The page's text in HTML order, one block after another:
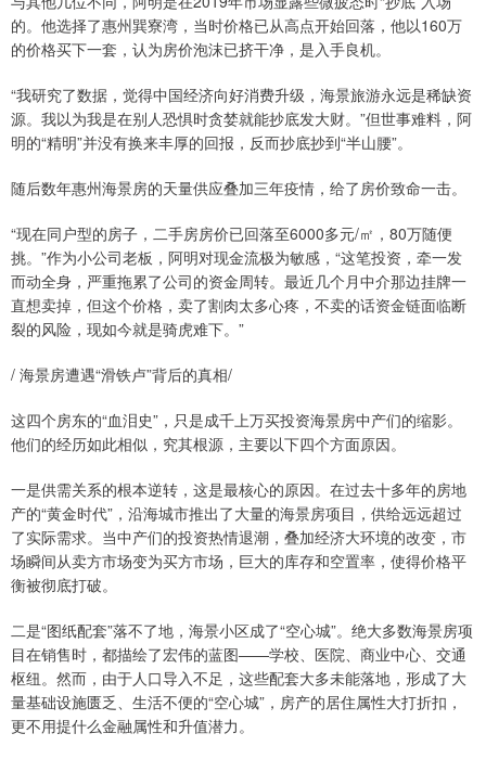
的。他选择了惠州巽寮湾，当时价格已从高点开始回落，他以160万
的价格买下一套，认为房价泡沫已挤干净，是入手良机。
“我研究了数据，觉得中国经济向好消费升级，海景旅游永远是稀缺资
源。我以为我是在别人恐惧时贪婪就能抄底发大财。”但世事难料，阿
明的“精明”并没有换来丰厚的回报，反而抄底抄到“半山腰”。
随后数年惠州海景房的天量供应叠加三年疫情，给了房价致命一击。
“现在同户型的房子，二手房房价已回落至6000多元/㎡，80万随便
挑。”作为小公司老板，阿明对现金流极为敏感，“这笔投资，牵一发
而动全身，严重拖累了公司的资金周转。最近几个月中介那边挂牌一
直想卖掉，但这个价格，卖了割肉太多心疼，不卖的话资金链面临断
裂的风险，现如今就是骑虎难下。”
/ 海景房遭遇“滑铁卢”背后的真相/
这四个房东的“血泪史”，只是成千上万买投资海景房中产们的缩影。
他们的经历如此相似，究其根源，主要以下四个方面原因。
一是供需关系的根本逆转，这是最核心的原因。在过去十多年的房地
产的“黄金时代”，沿海城市推出了大量的海景房项目，供给远远超过
了实际需求。当中产们的投资热情退潮，叠加经济大环境的改变，市
场瞬间从卖方市场变为买方市场，巨大的库存和空置率，使得价格平
衡被彻底打破。
二是“图纸配套”落不了地，海景小区成了“空心城”。绝大多数海景房项
目在销售时，都描绘了宏伟的蓝图——学校、医院、商业中心、交通
枢纽。然而，由于人口导入不足，这些配套大多未能落地，形成了大
量基础设施匮乏、生活不便的“空心城”，房产的居住属性大打折扣，
更不用提什么金融属性和升值潜力。